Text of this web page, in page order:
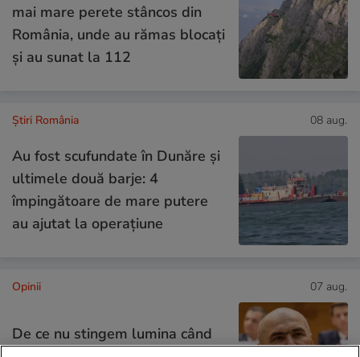
mai mare perete stâncos din
România, unde au rămas blocați
și au sunat la 112
Știri România 08 aug.
Au fost scufundate în Dunăre și
ultimele două barje: 4
împingătoare de mare putere
au ajutat la operațiune
Opinii 07 aug.
De ce nu stingem lumina când